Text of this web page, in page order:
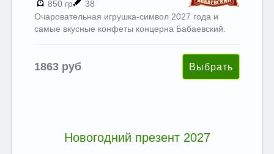
850 гр
38
Очаровательная игрушка-символ 2027 года и
самые вкусные конфеты концерна Бабаевский.
1863 руб
Новогодний презент 2027